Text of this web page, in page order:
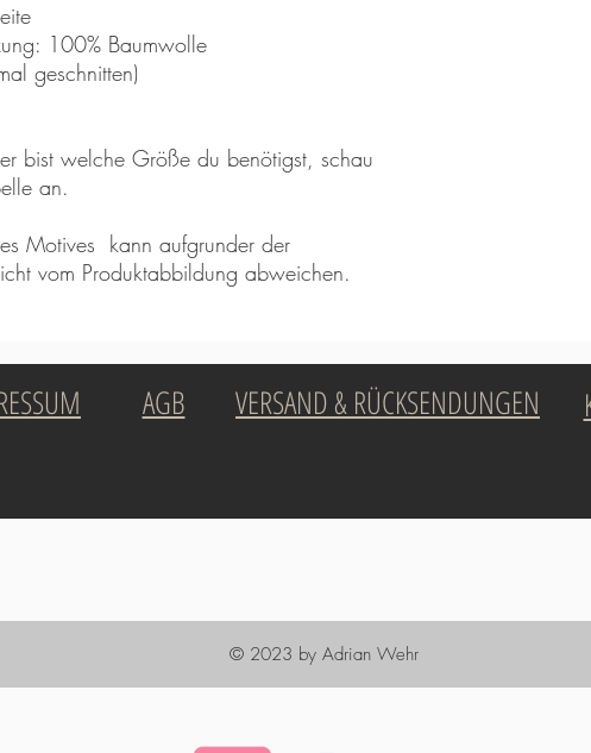
100% Baumwolle
geschnitten)
bist welche Größe du benötigst, schau
an.
Motives kann aufgrunder der
vom Produktabbildung abweichen.
AGB VERSAND & RÜCKSENDUNGEN
© 2023 by Adrian Wehr